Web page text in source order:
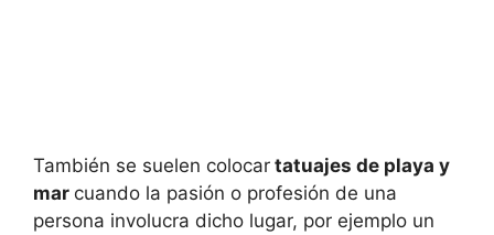
También se suelen colocar tatuajes de playa y
mar cuando la pasión o profesión de una
persona involucra dicho lugar, por ejemplo un